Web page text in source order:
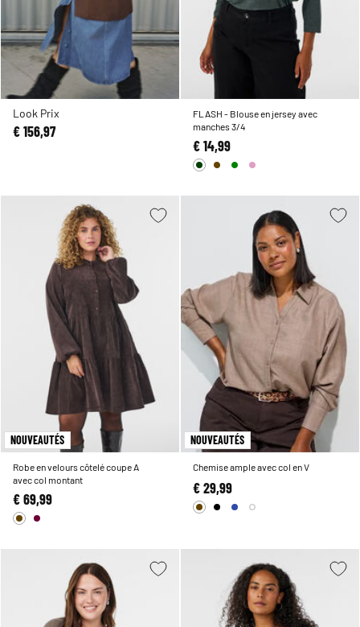
Look Prix
€ 156,97
FLASH - Blouse en jersey avec
manches 3/4
€ 14,99
NOUVEAUTÉS
Robe en velours côtelé coupe A
avec col montant
€ 69,99
NOUVEAUTÉS
Chemise ample avec col en V
€ 29,99